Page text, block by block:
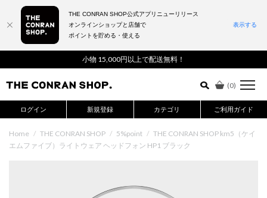
小物 15,000円以上で配送無料！
(0)
ログイン 新規登録 カテゴリ ご利用ガイド
詳細検索はこちら
Home / THE CONRAN SHOP / 5%point / THE CONRAN SHOP km5（ケイ
エムファイブ）ライトウェア ヘッドフォン HP1 ブラック
THE CONRAN SHOP公式アプリニューリリース
オンラインショップと店舗で
ポイントを貯める・使える
表示する